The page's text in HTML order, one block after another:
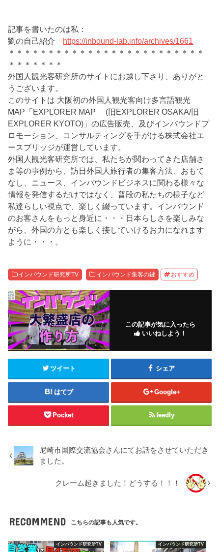
記事を書いたのは私：
劉の自己紹介 https://inbound-lab.info/archives/1661
＊＊＊＊＊＊＊＊＊＊＊＊＊＊＊＊＊＊＊＊＊＊＊＊＊
＊＊＊＊＊＊＊
外国人観光客研究所のサイトにお越し下さり、ありがと
うございます。
このサイトは 大阪初の外国人観光客向け多言語観光
MAP「EXPLORER MAP (旧EXPLORER OSAKA/旧
EXPLORER KYOTO)」の広告販売、及びインバウンドプ
ロモーション、コンサルティングを手がける株式会社エ
ースブリッジが運営しています。
外国人観光客研究所では、私たちが関わってきた店舗さ
ま等の事例から、訪日外国人旅行者の集客方法、おもて
なし、ニュース、インバウンドビジネスに関わる様々な
情報を発信するだけではなく、普段の私たちの様子など
私達らしい視点で、楽しく綴っています。インバウンド
のお客さんをもっと身近に・・・日本らしさを楽しみな
がら、外国の方とも楽しく接していけるお力になれます
ように・・・。
インバウンド研究所TV インバウンド集客の鍵 おすすめ
この記事が気に入ったら
いいねしよう！
ツイート シェア
はてブ Google+
Pocket feedly
尼崎市国際交流協会さんにてお話をさせていただき
ました。
クレーム起きました！どうする！！！
RECOMMEND こちらの記事も人気です。
インバウンド研究所TV インバウンド研究所TV